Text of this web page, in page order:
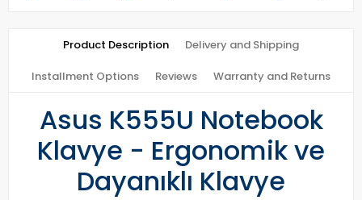
Product Description Delivery and Shipping
Installment Options Reviews Warranty and Returns
Asus K555U Notebook
Klavye - Ergonomik ve
Dayanıklı Klavye